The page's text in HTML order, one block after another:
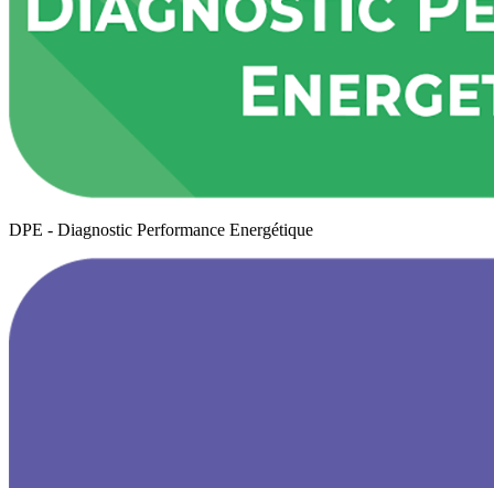
DPE - Diagnostic Performance Energétique